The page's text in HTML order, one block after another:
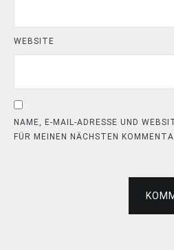
WEBSITE
NAME, E-MAIL-ADRESSE UND
FÜR MEINEN NÄCHSTEN